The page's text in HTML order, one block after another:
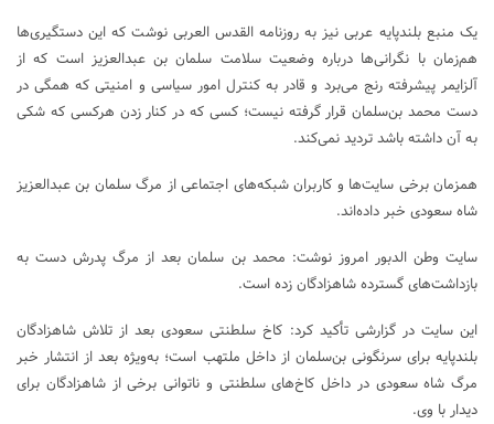
یک منبع بلندپایه عربی نیز به روزنامه القدس العربی نوشت که این دستگیری‌ها
هم‌زمان با نگرانی‌ها درباره وضعیت سلامت سلمان بن عبدالعزیز است که از
آلزایمر پیشرفته رنج می‌برد و قادر به کنترل امور سیاسی و امنیتی که همگی در
دست محمد بن‌سلمان قرار گرفته نیست؛ کسی که در کنار زدن هرکسی که شکی
به آن داشته باشد تردید نمی‌کند.
همزمان برخی سایت‌ها و کاربران شبکه‌های اجتماعی از مرگ سلمان بن عبدالعزیز
شاه سعودی خبر داده‌اند.
سایت وطن الدبور امروز نوشت: محمد بن سلمان بعد از مرگ پدرش دست به
بازداشت‌های گسترده شاهزادگان زده است.
این سایت در گزارشی تأکید کرد: کاخ سلطنتی سعودی بعد از تلاش شاهزادگان
بلندپایه برای سرنگونی بن‌سلمان از داخل ملتهب است؛ به‌ویژه بعد از انتشار خبر
مرگ شاه سعودی در داخل کاخ‌های سلطنتی و ناتوانی برخی از شاهزادگان برای
دیدار با وی.